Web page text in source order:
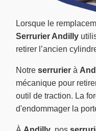
Lorsque le
Serrurier Andilly
retirer l’ancien
Notre serrurier à
mécanique pour
outil de traction. La
d'endommager la